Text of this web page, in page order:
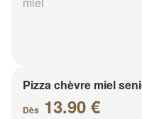
Pizza chèvre miel
Dès 13.90 €